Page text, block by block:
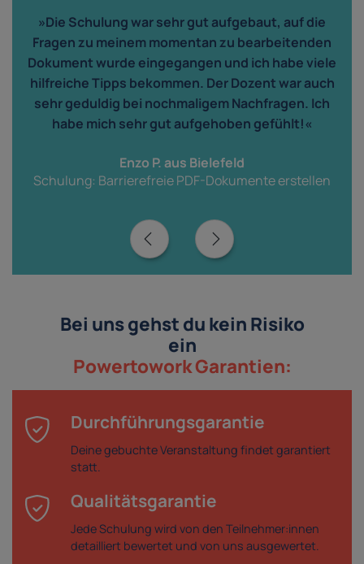
»Die Schulung war sehr gut aufgebaut, auf die
Fragen zu meinem momentan zu bearbeitenden
Dokument wurde eingegangen und ich habe viele
hilfreiche Tipps bekommen. Der Dozent war auch
sehr geduldig bei nochmaligem Nachfragen. Ich
habe mich sehr gut aufgehoben gefühlt!«
Enzo P. aus Bielefeld
Schulung: Barrierefreie PDF-Dokumente erstellen
Bei uns gehst du kein Risiko
ein
Powertowork Garantien:
Durchführungsgarantie
Deine gebuchte Veranstaltung findet garantiert
statt.
Qualitätsgarantie
Jede Schulung wird von den Teilnehmer:innen
detailliert bewertet und von uns ausgewertet.